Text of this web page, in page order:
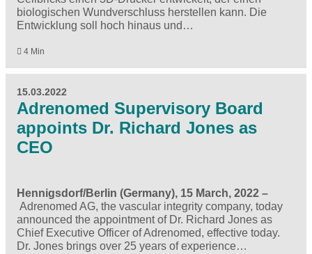
biologischen Wundverschluss herstellen kann. Die
Entwicklung soll hoch hinaus und…
4 Min
15.03.2022
Adrenomed Supervisory Board
appoints Dr. Richard Jones as
CEO
Hennigsdorf/Berlin (Germany), 15 March, 2022 –
Adrenomed AG, the vascular integrity company, today
announced the appointment of Dr. Richard Jones as
Chief Executive Officer of Adrenomed, effective today.
Dr. Jones brings over 25 years of experience…